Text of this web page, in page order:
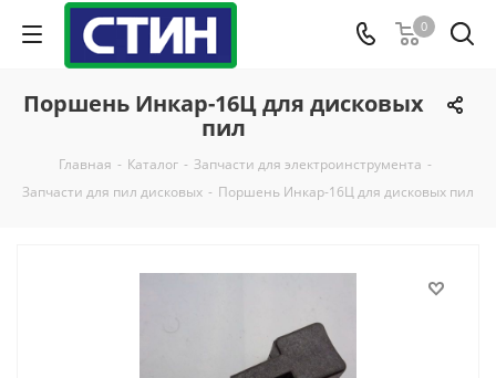
0
Поршень Инкар-16Ц для дисковых
пил
Главная - Каталог - Запчасти для электроинструмента -
Запчасти для пил дисковых - Поршень Инкар-16Ц для дисковых пил